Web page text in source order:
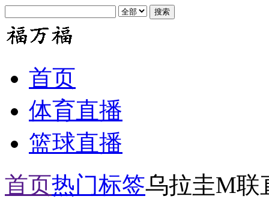
首页
体育直播
篮球直播
首页热门标签乌拉圭M联